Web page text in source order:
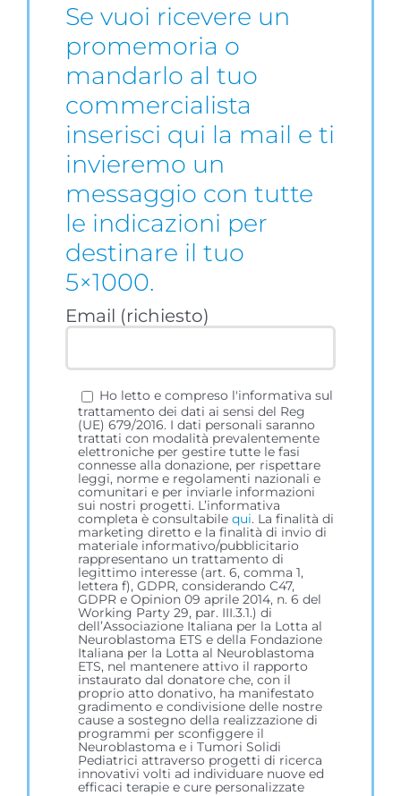
Se vuoi ricevere un
promemoria o
mandarlo al tuo
commercialista
inserisci qui la mail e ti
invieremo un
messaggio con tutte
le indicazioni per
destinare il tuo
5×1000.
Email (richiesto)
Ho letto e compreso l'informativa sul
trattamento dei dati ai sensi del Reg
(UE) 679/2016. I dati personali saranno
trattati con modalità prevalentemente
elettroniche per gestire tutte le fasi
connesse alla donazione, per rispettare
leggi, norme e regolamenti nazionali e
comunitari e per inviarle informazioni
sui nostri progetti. L’informativa
completa è consultabilequi. La finalità di
marketing diretto e la finalità di invio di
materiale informativo/pubblicitario
rappresentano un trattamento di
legittimo interesse (art. 6, comma 1,
lettera f), GDPR, considerando C47,
GDPR e Opinion 09 aprile 2014, n. 6 del
Working Party 29, par. III.3.1.) di
dell’Associazione Italiana per la Lotta al
Neuroblastoma ETS e della Fondazione
Italiana per la Lotta al Neuroblastoma
ETS, nel mantenere attivo il rapporto
instaurato dal donatore che, con il
proprio atto donativo, ha manifestato
gradimento e condivisione delle nostre
cause a sostegno della realizzazione di
programmi per sconfiggere il
Neuroblastoma e i Tumori Solidi
Pediatrici attraverso progetti di ricerca
innovativi volti ad individuare nuove ed
efficaci terapie e cure personalizzate